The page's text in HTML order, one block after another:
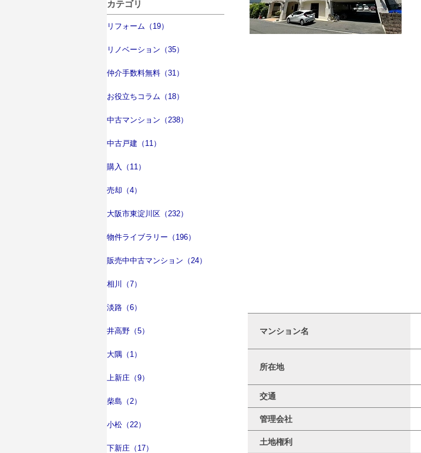
カテゴリ
リフォーム（19）
リノベーション（35）
仲介手数料無料（31）
お役立ちコラム（18）
中古マンション（238）
中古戸建（11）
購入（11）
売却（4）
大阪市東淀川区（232）
物件ライブラリー（196）
販売中中古マンション（24）
相川（7）
淡路（6）
井高野（5）
大隅（1）
上新庄（9）
柴島（2）
小松（22）
下新庄（17）
マンション名
所在地
交通
管理会社
土地権利